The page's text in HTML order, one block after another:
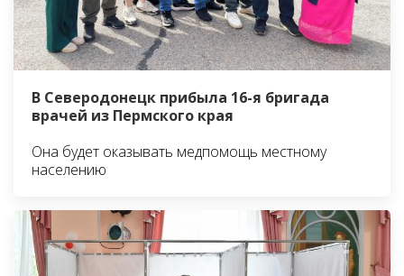
В Северодонецк прибыла 16-я бригада
врачей из Пермского края
Она будет оказывать медпомощь местному
населению